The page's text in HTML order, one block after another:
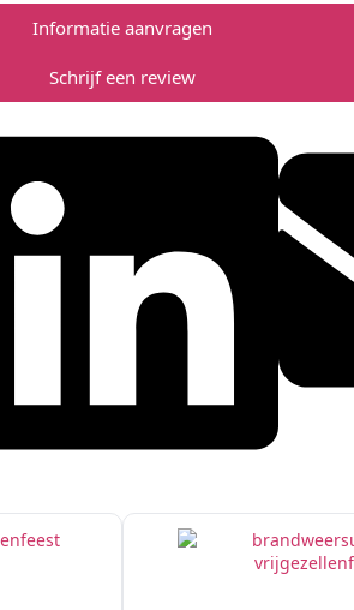
Informatie aanvragen
Schrijf een review